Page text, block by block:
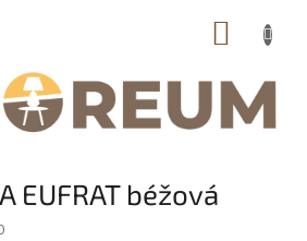
EUFRAT béžová